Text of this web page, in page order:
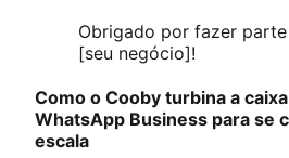
Obrigado por fazer
[seu negócio]!
Como o Cooby turbina a
WhatsApp Business para se
escala